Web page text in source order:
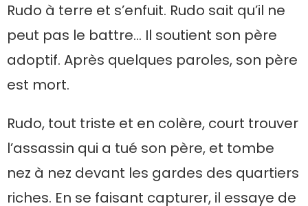
Rudo à terre et s’enfuit. Rudo sait qu’il ne
peut pas le battre… Il soutient son père
adoptif. Après quelques paroles, son père
est mort.
Rudo, tout triste et en colère, court trouver
l’assassin qui a tué son père, et tombe
nez à nez devant les gardes des quartiers
riches. En se faisant capturer, il essaye de